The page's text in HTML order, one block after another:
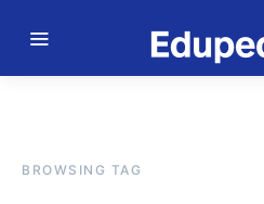
BROWSING TAG